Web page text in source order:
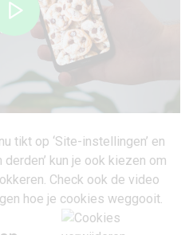
tikt op ‘Site-instellingen’ en
kun je ook kiezen om
Check ook de video
hoe je cookies weggooit.